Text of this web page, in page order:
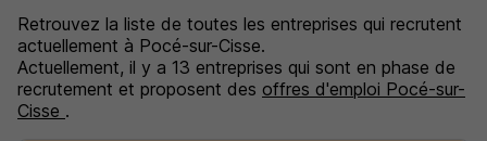
Retrouvez la liste de toutes les entreprises qui recrutent
actuellement à Pocé-sur-Cisse.
Actuellement, il y a 13 entreprises qui sont en phase de
recrutement et proposent des offres d'emploi Pocé-sur-
Cisse .